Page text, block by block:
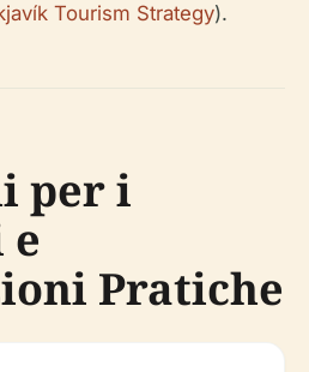
Tourism Strategy).
per i
Pratiche